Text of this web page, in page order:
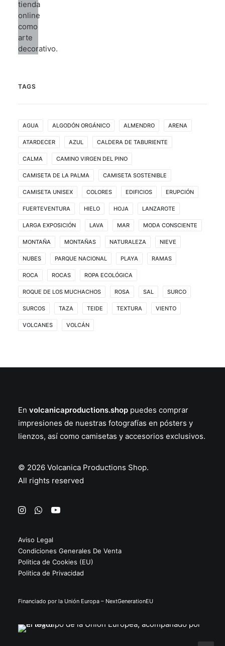
TAGS
AGUA ALGODÓN ORGÁNICO ALMENDRO ARENA
ATARDECER AZUL CALDERA DE TABURIENTE
CALMA CAMINO VIRGEN DEL PINO
CAMISETA DE LA PALMA CAMISETA SOSTENIBLE
CAMISETA UNISEX COLORES EDIFICIOS ERUPCIÓN
FUERTEVENTURA HIELO HOJA LANZAROTE
LARGA EXPOSICIÓN LAVA MAR MODA CONSCIENTE
MONTAÑA MONTAÑAS NATURALEZA NIEVE
NUBES PARQUE NACIONAL PLAYA RAMAS
ROCA ROCAS ROPA ECOLÓGICA
ROQUE DE LOS MUCHACHOS ROSA SAL SURCO
SURCOS TAZA TEIDE TEXTURA VIENTO
VOLCANES VOLCÁN
En volcanicaproductions.shop puedes comprar
impresiones de nuestras fotografías en pósters y
lienzos, así como camisetas y accesorios exclusivos.
© 2026 Volcanica Productions Shop.
All rights reserved
Aviso Legal
Condiciones Generales De Venta
Politica de Cookies (EU)
Politica de Privacidad
Financiado por la Unión Europa – NextGenerationEU